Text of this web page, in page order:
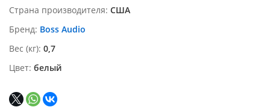
Страна производителя США
Бренд Boss Audio
Вес (кг) 0,7
Цвет белый